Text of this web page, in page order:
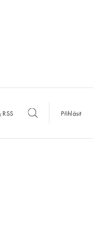
RSS Přihlásit